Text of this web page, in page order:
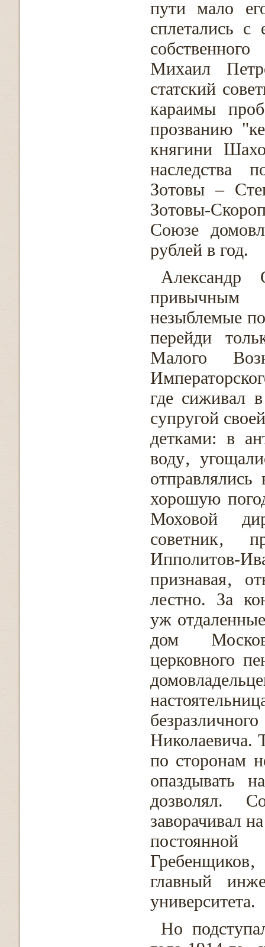
пути мало
сплетались
Михаил
статский
караимы
прозванию
княгини
наследства
Зотовы –
Зотовы-
Союзе
рублей в год.
Александр
привычным
незыблемые
перейди
Малого
где сиживал
супругой
детками: в
воду‚
хорошую
Моховой
советник‚
Ипполитов-
признавая‚
лестно. За
уж
дом
церковного
Николаевича.
по сторонам
опаздывать
дозволял.
заворачивал
Гребенщиков‚
главный
университета.
Но